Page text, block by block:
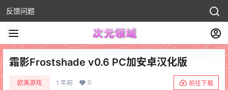
反馈问题
霜影Frostshade v0.6 PC加安卓汉化版
欧美游戏 1 年前 0 前往下载